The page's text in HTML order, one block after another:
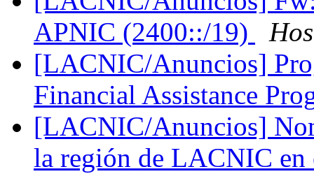
APNIC (2400::/19)
[LACNIC/Anuncios]
Financial Assistance
[LACNIC/Anuncios]
la región de LACNIC